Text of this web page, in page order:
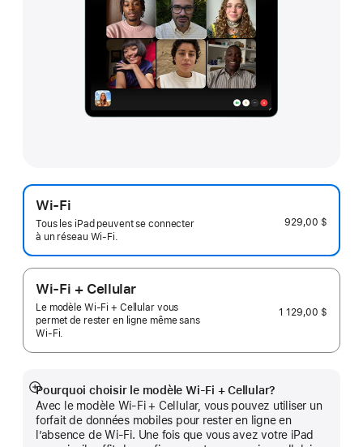
Wi-Fi
Tous les iPad peuvent se connecter
à un réseau Wi-Fi.
929,00 $
Wi-Fi + Cellular
Le modèle Wi-Fi + Cellular vous
permet de rester en ligne même sans
Wi-Fi.
1 129,00 $
Pourquoi choisir le modèle Wi‑Fi + Cellular?
Avec le modèle Wi-Fi + Cellular, vous pouvez utiliser un
forfait de données mobiles pour rester en ligne en
l’absence de Wi-Fi. Une fois que vous avez votre iPad
En
montrer
plus